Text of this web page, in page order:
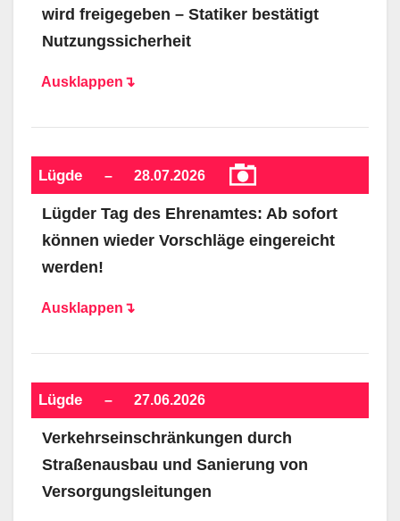
wird freigegeben – Statiker bestätigt
Nutzungssicherheit
Ausklappen↴
Lügde – 28.07.2026
Lügder Tag des Ehrenamtes: Ab sofort
können wieder Vorschläge eingereicht
werden!
Ausklappen↴
Lügde – 27.06.2026
Verkehrseinschränkungen durch
Straßenausbau und Sanierung von
Versorgungsleitungen